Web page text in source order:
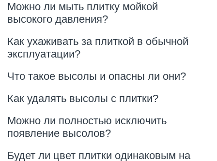
Можно ли мыть плитку мойкой
высокого давления?
Как ухаживать за плиткой в обычной
эксплуатации?
Что такое высолы и опасны ли они?
Как удалять высолы с плитки?
Можно ли полностью исключить
появление высолов?
Будет ли цвет плитки одинаковым на